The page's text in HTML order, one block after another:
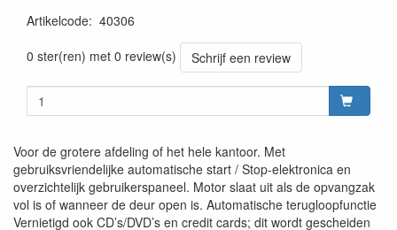
Artikelcode: 40306
0 ster(ren) met 0 review(s)
Schrijf een review
Voor de grotere afdeling of het hele kantoor. Met
gebruiksvriendelijke automatische start / Stop-elektronica en
overzichtelijk gebruikerspaneel. Motor slaat uit als de opvangzak
vol is of wanneer de deur open is. Automatische terugloopfunctie
Vernietigd ook CD’s/DVD’s en credit cards; dit wordt gescheiden